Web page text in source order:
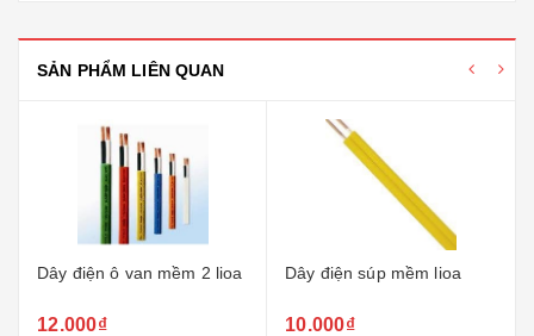
SẢN PHẨM LIÊN QUAN
Dây điện ô van mềm 2 lioa
12.000₫
Dây điện súp mềm lioa
10.000₫